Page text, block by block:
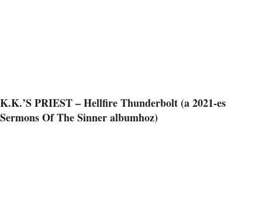
K.K.’S PRIEST – Hellfire Thunderbolt (a 2021-es
Sermons Of The Sinner albumhoz)